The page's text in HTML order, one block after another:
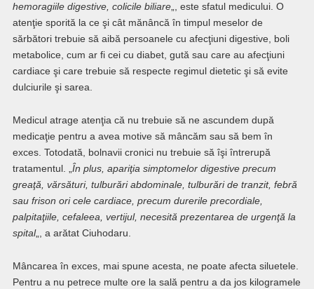
hemoragiile digestive, colicile biliare„, este sfatul medicului. O
atenţie sporită la ce şi cât mănâncă în timpul meselor de
sărbători trebuie să aibă persoanele cu afecţiuni digestive, boli
metabolice, cum ar fi cei cu diabet, gută sau care au afecţiuni
cardiace şi care trebuie să respecte regimul dietetic şi să evite
dulciurile şi sarea.
Medicul atrage atenţia că nu trebuie să ne ascundem după
medicaţie pentru a avea motive să mâncăm sau să bem în
exces. Totodată, bolnavii cronici nu trebuie să îşi întrerupă
tratamentul. „ În plus, apariţia simptomelor digestive precum
greaţă, vărsături, tulburări abdominale, tulburări de tranzit, febră
sau frison ori cele cardiace, precum durerile precordiale,
palpitaţiile, cefaleea, vertijul, necesită prezentarea de urgenţă la
spital„, a arătat Ciuhodaru.
Mâncarea în exces, mai spune acesta, ne poate afecta siluetele.
Pentru a nu petrece multe ore la sală pentru a da jos kilogramele